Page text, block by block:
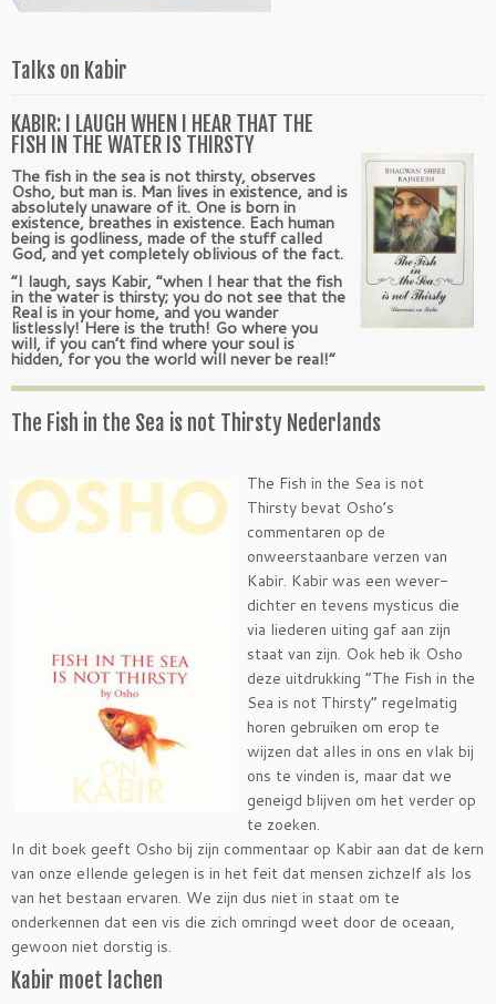
Talks on Kabir
KABIR: I LAUGH WHEN I HEAR THAT THE
FISH IN THE WATER IS THIRSTY
The fish in the sea is not thirsty, observes
Osho, but man is. Man lives in existence, and is
absolutely unaware of it. One is born in
existence, breathes in existence. Each human
being is godliness, made of the stuff called
God, and yet completely oblivious of the fact.
“I laugh, says Kabir, “when I hear that the fish
in the water is thirsty; you do not see that the
Real is in your home, and you wander
listlessly! Here is the truth! Go where you
will, if you can’t find where your soul is
hidden, for you the world will never be real!”
The Fish in the Sea is not Thirsty Nederlands
The Fish in the Sea is not
Thirsty bevat Osho’s
commentaren op de
onweerstaanbare verzen van
Kabir. Kabir was een wever-
dichter en tevens mysticus die
via liederen uiting gaf aan zijn
staat van zijn. Ook heb ik Osho
deze uitdrukking “The Fish in the
Sea is not Thirsty” regelmatig
horen gebruiken om erop te
wijzen dat alles in ons en vlak bij
ons te vinden is, maar dat we
geneigd blijven om het verder op
te zoeken.
In dit boek geeft Osho bij zijn commentaar op Kabir aan dat de kern
van onze ellende gelegen is in het feit dat mensen zichzelf als los
van het bestaan ervaren. We zijn dus niet in staat om te
onderkennen dat een vis die zich omringd weet door de oceaan,
gewoon niet dorstig is.
Kabir moet lachen